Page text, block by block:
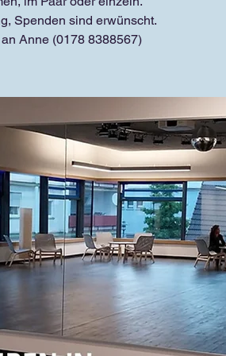
Spenden sind erwünscht.
Anne (0178 8388567)